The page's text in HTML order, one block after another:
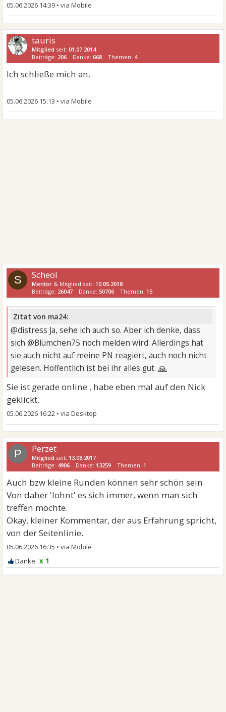
05.06.2026 14:39 •
tauris
Mitglied seit:01.07.2014
Beiträge: 206 Danke:668 Themen: 4
Ich schließe mich an.
05.06.2026 15:13 •
S Scheol
Mentor & Mitglied seit: 10.05.2018
Beiträge: 26047 Danke: 50706 Themen: 15
Zitat von ma24:
@distress Ja, sehe ich auch so. Aber ich denke, dass
sich @Blümchen75 noch melden wird. Allerdings hat
sie auch nicht auf meine PN reagiert, auch noch nicht
gelesen. Hoffentlich ist bei ihr alles gut.🙏
Sie ist gerade online , habe eben mal auf den Nick
geklickt.
05.06.2026 16:22 •
P Perzet
Mitglied seit: 13.08.2017
Beiträge: 4906 Danke: 13259 Themen: 1
Auch bzw kleine Runden können sehr schön sein.
Von daher 'lohnt' es sich immer, wenn man sich
treffen möchte.
Okay, kleiner Kommentar, der aus Erfahrung spricht,
von der Seitenlinie.
05.06.2026 16:35 •
x 1